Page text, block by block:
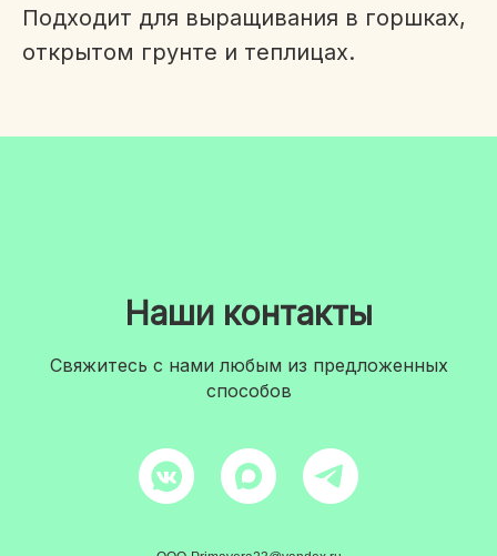
Подходит для выращивания в горшках,
открытом грунте и теплицах.
Наши контакты
Свяжитесь с нами любым из предложенных
способов